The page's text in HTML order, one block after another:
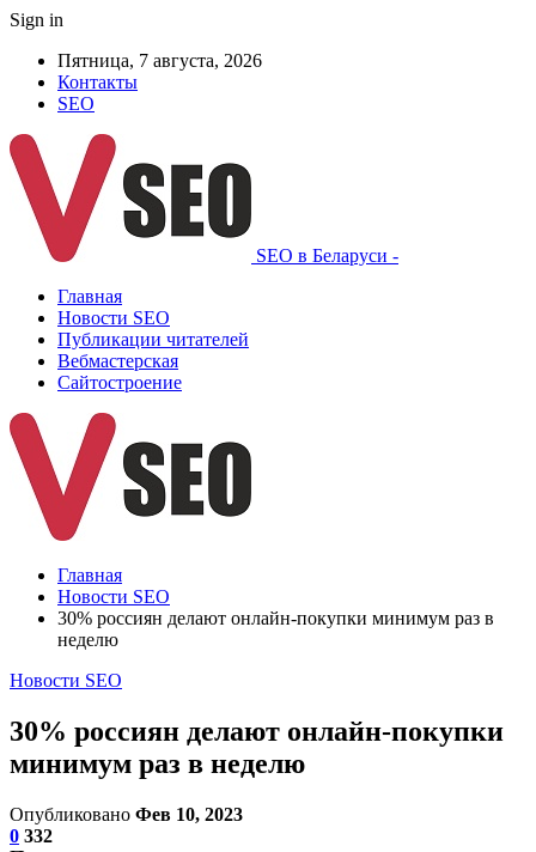
Sign in
Пятница, 7 августа, 2026
Контакты
SEO
SEO в Беларуси -
Главная
Новости SEO
Публикации читателей
Вебмастерская
Сайтостроение
Главная
Новости SEO
30% россиян делают онлайн-покупки минимум раз в
неделю
Новости SEO
30% россиян делают онлайн-покупки
минимум раз в неделю
Опубликовано Фев 10, 2023
0 332